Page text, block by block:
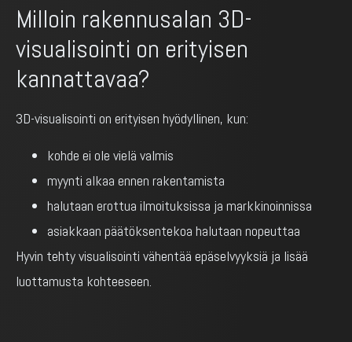
Milloin rakennusalan 3D-
visualisointi on erityisen
kannattavaa?
3D-visualisointi on erityisen hyödyllinen, kun:
kohde ei ole vielä valmis
myynti alkaa ennen rakentamista
halutaan erottua ilmoituksissa ja markkinoinnissa
asiakkaan päätöksentekoa halutaan nopeuttaa
Hyvin tehty visualisointi vähentää epäselvyyksiä ja lisää
luottamusta kohteeseen.